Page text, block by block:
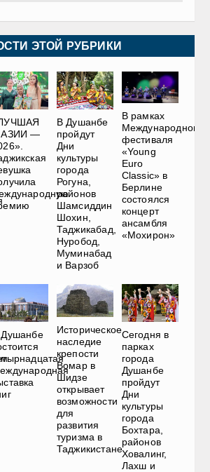
ЭТОЙ РУБРИКИ
АЗИИ —
В Душанбе
пройдут
Дни
культуры
города
Рогуна,
районов
Шамсиддин
Шохин,
Таджикабад,
Нуробод,
Муминабад
и Варзоб
В рамках
Международного
фестиваля
«Young
Euro
Classic» в
Берлине
состоялся
концерт
ансамбля
«Мохирон»
Историческое
наследие
крепости
Вомар в
Шидзе
открывает
возможности
для
развития
туризма в
Таджикистане
Сегодня в
парках
города
Душанбе
пройдут
Дни
культуры
города
Бохтара,
районов
Ховалинг,
Лахш и